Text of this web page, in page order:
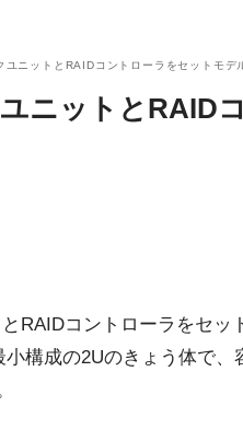
ユニットとRAIDコントローラをセットモデ
ニットとRAID
RAIDコントローラをセッ
構成の2Uのきょう体で、